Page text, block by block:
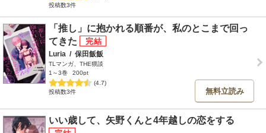
投稿数3件
「推し」に抱かれる順番が、私のとこまで回っ
てきた
Luria / 保田飯飯
TLマンガ、THE猥談
1～3巻
200pt
(4.7)
投稿数3件
無料立読み
いい歳して、矢野くんと4年越しの恋をする